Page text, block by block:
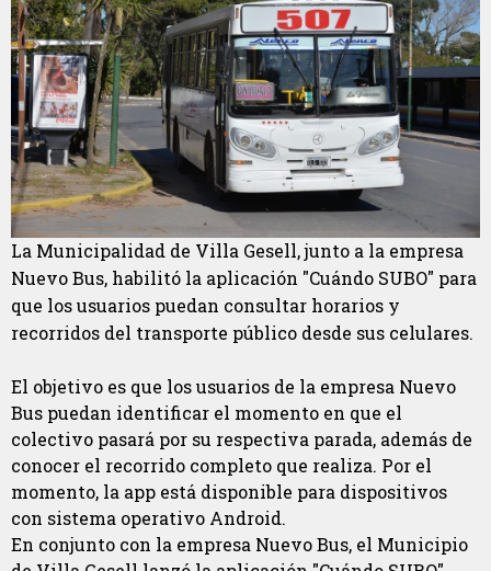
La Municipalidad de Villa Gesell, junto a la empresa
Nuevo Bus, habilitó la aplicación "Cuándo SUBO" para
que los usuarios puedan consultar horarios y
recorridos del transporte público desde sus celulares.
El objetivo es que los usuarios de la empresa Nuevo
Bus puedan identificar el momento en que el
colectivo pasará por su respectiva parada, además de
conocer el recorrido completo que realiza. Por el
momento, la app está disponible para dispositivos
con sistema operativo Android.
En conjunto con la empresa Nuevo Bus, el Municipio